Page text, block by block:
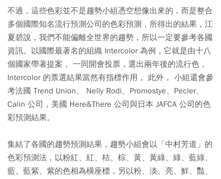
不過，這些色彩並不是趨勢小組憑空想像出來的，而是整合
多個國際知名流行預測公司的色彩預測，所得出的結果，江
夏碧說，我們不能偏離全世界的趨勢，所以一定要參考各國
資訊。以國際最著名的組織 Intercolor 為例，它就是由十八
個國家帶著提案， 一同開會投票，選出兩年後的流行色，
Intercolor 的票選結果當然有指標作用， 此外， 小組還會參
考法國 Trend Union、 Nelly Rodi、Promostye、Pecler、
Calin 公司，美國 Here&There 公司與日本 JAFCA 公司的色
彩預測結果。
集結了各國的趨勢預測結果，趨勢小組會以「中村芳道」的
色彩預測法，以粉紅、紅、桔、棕、黃、黃綠、綠、藍綠、
藍、藍紫、紫的色相為橫座標，另以粉、淡、亮、鮮、豔、